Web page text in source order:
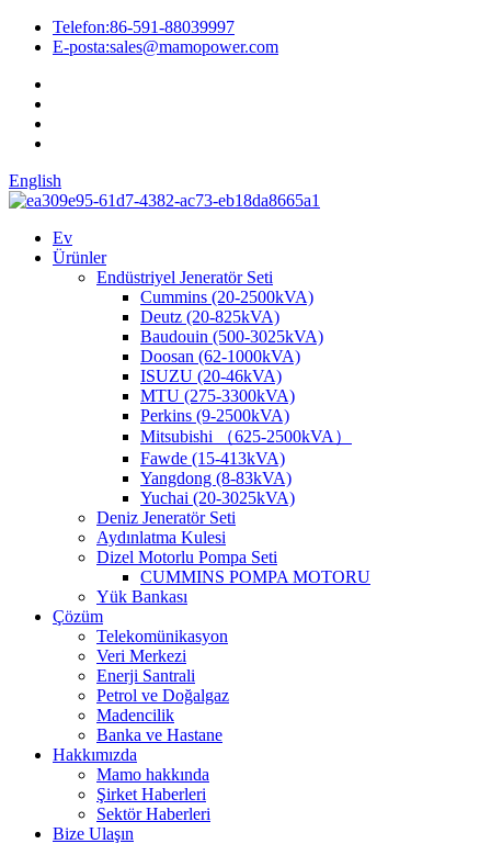
Telefon:86-591-88039997
E-posta:sales@mamopower.com
English
Ev
Ürünler
Endüstriyel Jeneratör Seti
Cummins (20-2500kVA)
Deutz (20-825kVA)
Baudouin (500-3025kVA)
Doosan (62-1000kVA)
ISUZU (20-46kVA)
MTU (275-3300kVA)
Perkins (9-2500kVA)
Mitsubishi （625-2500kVA）
Fawde (15-413kVA)
Yangdong (8-83kVA)
Yuchai (20-3025kVA)
Deniz Jeneratör Seti
Aydınlatma Kulesi
Dizel Motorlu Pompa Seti
CUMMINS POMPA MOTORU
Yük Bankası
Çözüm
Telekomünikasyon
Veri Merkezi
Enerji Santrali
Petrol ve Doğalgaz
Madencilik
Banka ve Hastane
Hakkımızda
Mamo hakkında
Şirket Haberleri
Sektör Haberleri
Bize Ulaşın